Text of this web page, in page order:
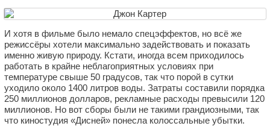
И хотя в фильме было немало спецэффектов, но всё же
режиссёры хотели максимально задействовать и показать
именно живую природу. Кстати, иногда всем приходилось
работать в крайне неблагоприятных условиях при
температуре свыше 50 градусов, так что порой в сутки
уходило около 1400 литров воды. Затраты составили порядка
250 миллионов долларов, рекламные расходы превысили 120
миллионов. Но вот сборы были не такими грандиозными, так
что киностудия «Дисней» понесла колоссальные убытки.